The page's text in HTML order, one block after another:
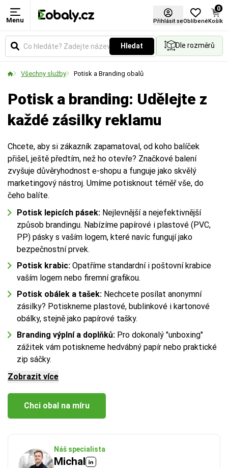
Menu Přihlásit seOblíbené
0
Košík
Hledat Dle rozměrů
Všechny služby Potisk a Branding obalů
Potisk a branding: Udělejte z
každé zásilky reklamu
Chcete, aby si zákazník zapamatoval, od koho balíček
přišel, ještě předtím, než ho otevře? Značkové balení
zvyšuje důvěryhodnost e-shopu a funguje jako skvělý
marketingový nástroj. Umíme potisknout téměř vše, do
čeho balíte.
Potisk lepicích pásek: Nejlevnější a nejefektivnější
způsob brandingu. Nabízíme papírové i plastové (PVC,
PP) pásky s vaším logem, které navíc fungují jako
bezpečnostní prvek.
Potisk krabic: Opatříme standardní i poštovní krabice
vaším logem nebo firemní grafikou.
Potisk obálek a tašek: Nechcete posílat anonymní
zásilky? Potiskneme plastové, bublinkové i kartonové
obálky, stejně jako papírové tašky.
Branding výplní a doplňků: Pro dokonalý "unboxing"
zážitek vám potiskneme hedvábný papír nebo praktické
zip sáčky.
Zobrazit více
Chci obal na míru
Náš specialista
Michal